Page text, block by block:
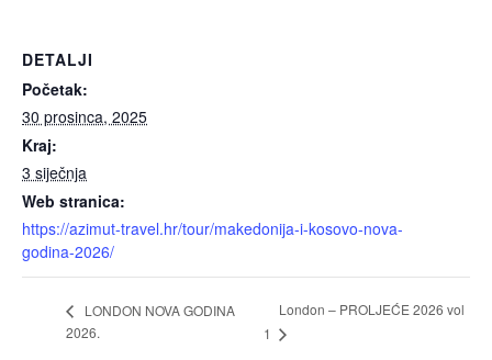
DETALJI
Početak:
30 prosinca, 2025
Kraj:
3 siječnja
Web stranica:
https://azimut-travel.hr/tour/makedonija-i-kosovo-nova-
godina-2026/
LONDON NOVA GODINA
2026.
London – PROLJEĆE 2026 vol
1